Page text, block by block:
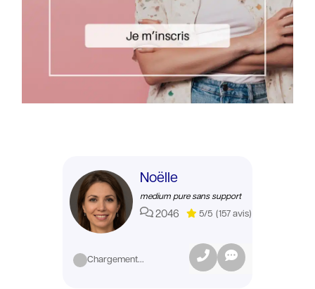
Noëlle
medium pure sans support
2046 5/5 (157 avis)
Chargement...